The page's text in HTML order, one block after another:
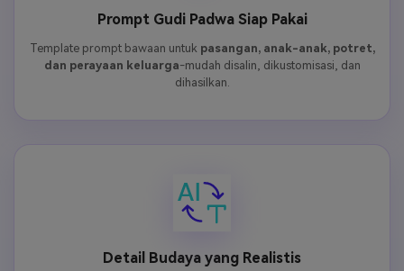
Prompt Gudi Padwa Siap Pakai
Template prompt bawaan untuk pasangan, anak-anak, potret,
dan perayaan keluarga-mudah disalin, dikustomisasi, dan
dihasilkan.
Detail Budaya yang Realistis